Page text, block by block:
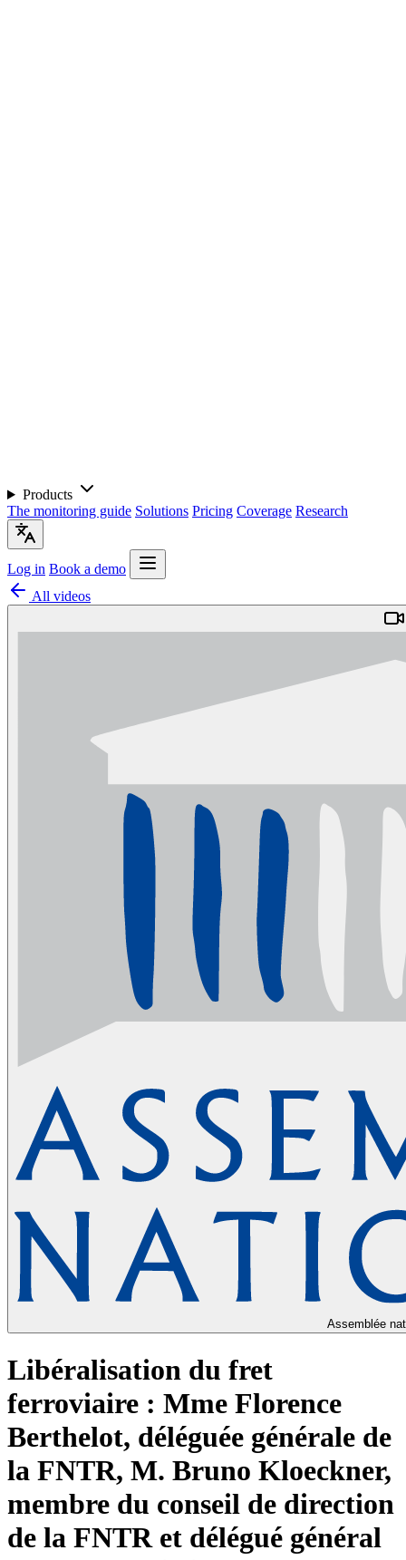
Products
The monitoring guide Solutions Pricing Coverage Research
Log in Book a demo
All videos
Assemblée
Libéralisation du fret
ferroviaire : Mme Florence
Berthelot, déléguée générale de
la FNTR, M. Bruno Kloeckner,
membre du conseil de direction
de la FNTR et délégué général